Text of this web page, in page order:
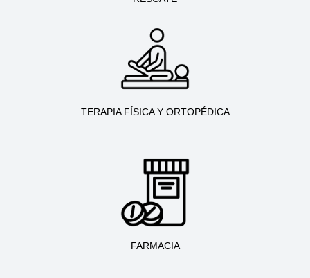
TERAPIA FÍSICA Y ORTOPÉDICA
FARMACIA